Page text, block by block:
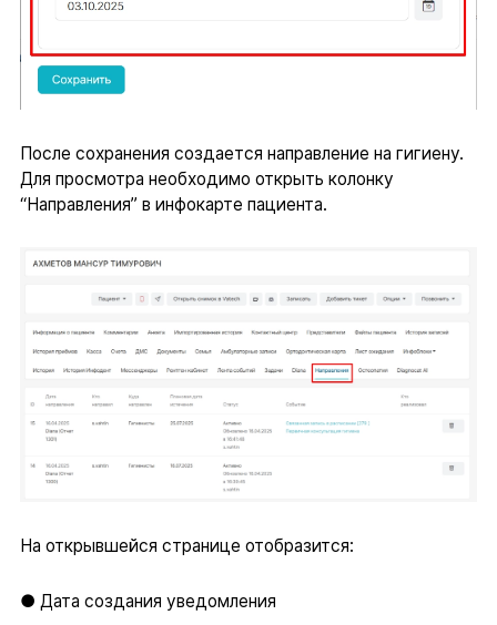
После сохранения создается направление на гигиену.
Для просмотра необходимо открыть колонку
“Направления” в инфокарте пациента.
На открывшейся странице отобразится:
● Дата создания уведомления